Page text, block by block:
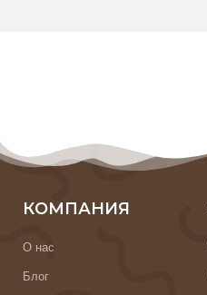
КОМПАНИЯ
О нас
Блог